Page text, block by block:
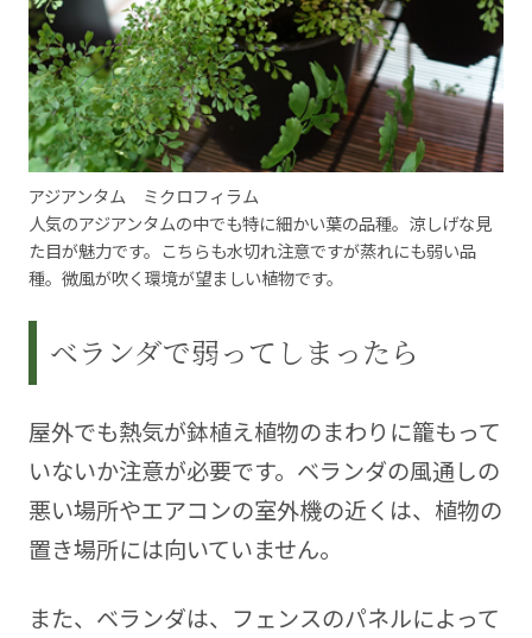
アジアンタム ミクロフィラム
人気のアジアンタムの中でも特に細かい葉の品種。涼しげな見
た目が魅力です。こちらも水切れ注意ですが蒸れにも弱い品
種。微風が吹く環境が望ましい植物です。
ベランダで弱ってしまったら
屋外でも熱気が鉢植え植物のまわりに籠もって
いないか注意が必要です。ベランダの風通しの
悪い場所やエアコンの室外機の近くは、植物の
置き場所には向いていません。
また、ベランダは、フェンスのパネルによって